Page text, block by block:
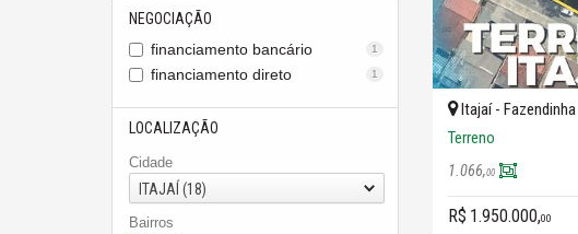
NEGOCIAÇÃO
financiamento bancário
1
financiamento direto 1
LOCALIZAÇÃO
Cidade
ITAJAÍ (18)
Bairros
Itajaí - Fazendinha
Terreno
1.066,00
R$ 1.950.000,00